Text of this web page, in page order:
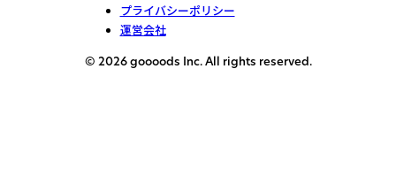
プライバシーポリシー
運営会社
© 2026 goooods Inc. All rights reserved.